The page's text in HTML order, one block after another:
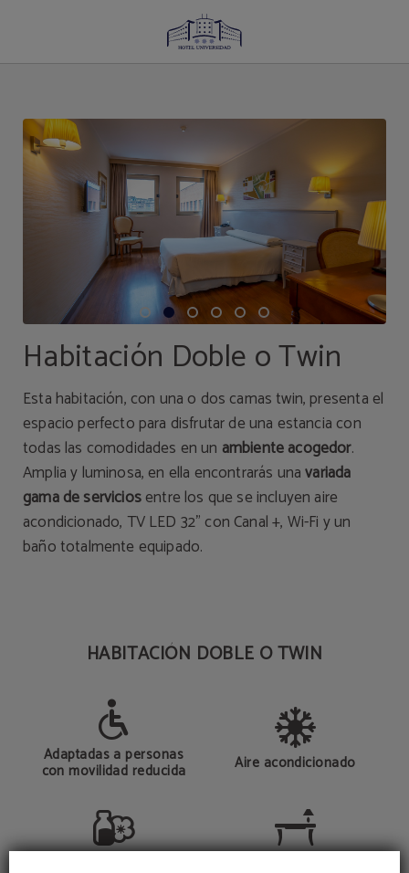
Habitación Doble o Twin
Esta habitación, con una o dos camas twin, presenta el
espacio perfecto para disfrutar de una estancia con
todas las comodidades en un ambiente acogedor.
Amplia y luminosa, en ella encontrarás unavariada
gama de serviciosentre los que se incluyen aire
acondicionado, TV LED 32" con Canal +, Wi-Fi y un
baño totalmente equipado.
HABITACIÓN DOBLE O TWIN
Adaptadas a personas
con movilidad reducida Aire acondicionado